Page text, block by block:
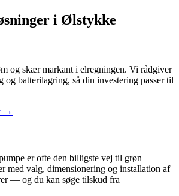
i Ølstykke
og skær markant i elregningen. Vi rådgiver
og batterilagring, så din investering passer til
→
er ofte den billigste vej til grøn
med valg, dimensionering og installation af
— og du kan søge tilskud fra